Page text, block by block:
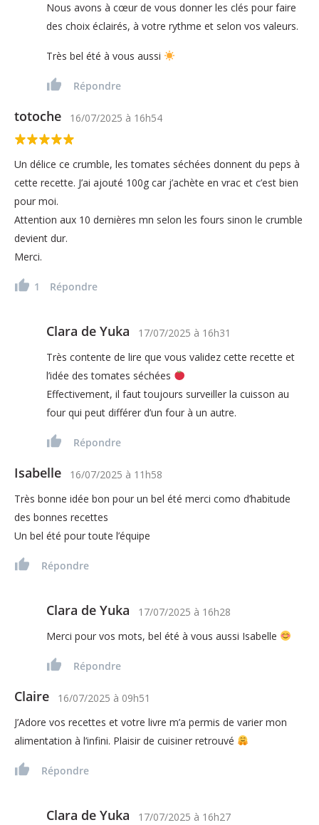
Nous avons à cœur de vous donner les clés pour faire
des choix éclairés, à votre rythme et selon vos valeurs.
Très bel été à vous aussi
Répondre
totoche 16/07/2025 à 16h54
Un délice ce crumble, les tomates séchées donnent du peps à
cette recette. J’ai ajouté 100g car j’achète en vrac et c’est bien
pour moi.
Attention aux 10 dernières mn selon les fours sinon le crumble
devient dur.
Merci.
1 Répondre
Clara de Yuka 17/07/2025 à 16h31
Très contente de lire que vous validez cette recette et
l’idée des tomates séchées
Effectivement, il faut toujours surveiller la cuisson au
four qui peut différer d’un four à un autre.
Répondre
Isabelle 16/07/2025 à 11h58
Très bonne idée bon pour un bel été merci como d’habitude
des bonnes recettes
Un bel été pour toute l’équipe
Répondre
Clara de Yuka 17/07/2025 à 16h28
Merci pour vos mots, bel été à vous aussi Isabelle
Répondre
Claire 16/07/2025 à 09h51
J’Adore vos recettes et votre livre m’a permis de varier mon
alimentation à l’infini. Plaisir de cuisiner retrouvé
Répondre
Clara de Yuka 17/07/2025 à 16h27